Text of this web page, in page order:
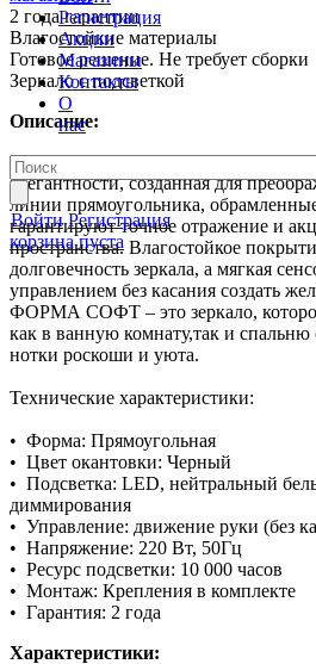
Регистрация
Акции
Магазины
Контакты
О
нас
Войти Регистрация
корзина пуста
2 года гарантии
Влагостойкие материалы
Готовое решение. Не требует сборки
Зеркало с подсветкой
Описание:
Зеркало ФОРМА СОФТ – это
элегантности, созданная для
линии прямоугольника,
гарантируют точное отражение и
пространства. Влагостойкое
долговечность зеркала, а мягкая
управлением без касания создать
ФОРМА СОФТ – это зеркало,
как в ванную комнату,так и
нотки роскоши и уюта.
Технические характеристики:
• Форма: Прямоугольная
• Цвет окантовки: Черный
• Подсветка: LED, нейтральный
диммирования
• Управление: движение руки (без
• Напряжение: 220 Вт, 50Гц
• Ресурс подсветки: 10 000 часов
• Монтаж: Крепления в комплекте
• Гарантия: 2 года
Характеристики: